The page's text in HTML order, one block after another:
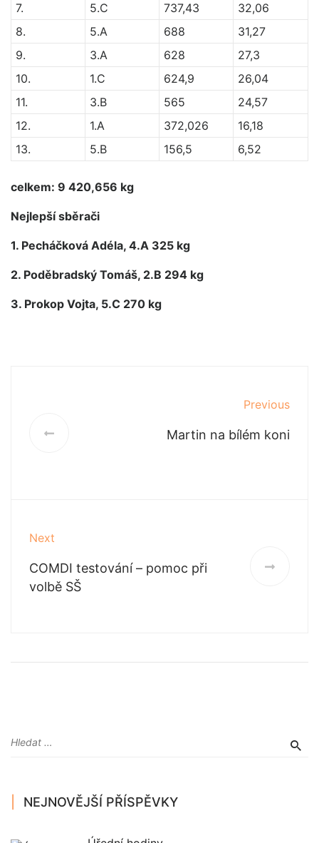
7.
5.C 737,43
32,06
8.
5.A 688
31,27
9.
3.A 628
27,3
10.
1.C 624,9
26,04
11.
3.B 565
24,57
12.
1.A 372,026
16,18
13.
5.B 156,5 6,52
celkem: 9 420,656 kg
Nejlepší sběrači
1. Pecháčková Adéla, 4.A 325 kg
2. Poděbradský Tomáš, 2.B 294 kg
3. Prokop Vojta, 5.C 270 kg
Previous
Martin na bílém koni
Next
COMDI testování – pomoc při
volbě SŠ
NEJNOVĚJŠÍ PŘÍSPĚVKY